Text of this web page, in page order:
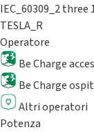
IEC_60309_2 three
TESLA_R
Operatore
Be Charge
Be Charge
Altri operatori
Potenza